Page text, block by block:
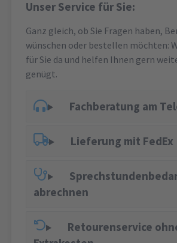
Unser Service für Sie:
Ganz gleich, ob Sie Fragen haben,
wünschen oder bestellen möchten:
für Sie da und helfen Ihnen gern
genügt.
Fachberatung am
Lieferung mit FedEx
abrechnen
Retourenservice